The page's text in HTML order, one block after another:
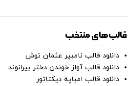
قالب‌های منتخب
دانلود قالب نامبیر عثمان ‌توش
دانلود قالب آواز خوندن دختر بیرانوند
دانلود قالب امباپه دیکتاتور